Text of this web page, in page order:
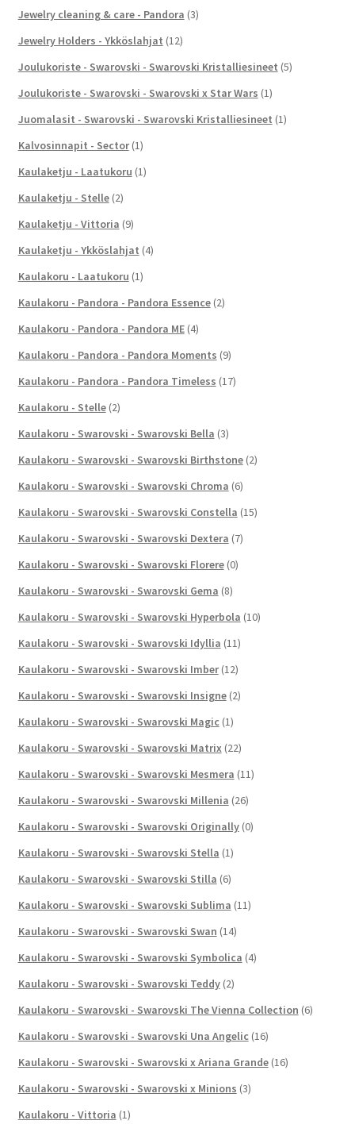
Jewelry cleaning & care - Pandora (3)
Jewelry Holders - Ykköslahjat (12)
Joulukoriste - Swarovski - Swarovski Kristalliesineet (5)
Joulukoriste - Swarovski - Swarovski x Star Wars (1)
Juomalasit - Swarovski - Swarovski Kristalliesineet (1)
Kalvosinnapit - Sector (1)
Kaulaketju - Laatukoru (1)
Kaulaketju - Stelle (2)
Kaulaketju - Vittoria (9)
Kaulaketju - Ykköslahjat (4)
Kaulakoru - Laatukoru (1)
Kaulakoru - Pandora - Pandora Essence (2)
Kaulakoru - Pandora - Pandora ME (4)
Kaulakoru - Pandora - Pandora Moments (9)
Kaulakoru - Pandora - Pandora Timeless (17)
Kaulakoru - Stelle (2)
Kaulakoru - Swarovski - Swarovski Bella (3)
Kaulakoru - Swarovski - Swarovski Birthstone (2)
Kaulakoru - Swarovski - Swarovski Chroma (6)
Kaulakoru - Swarovski - Swarovski Constella (15)
Kaulakoru - Swarovski - Swarovski Dextera (7)
Kaulakoru - Swarovski - Swarovski Florere (0)
Kaulakoru - Swarovski - Swarovski Gema (8)
Kaulakoru - Swarovski - Swarovski Hyperbola (10)
Kaulakoru - Swarovski - Swarovski Idyllia (11)
Kaulakoru - Swarovski - Swarovski Imber (12)
Kaulakoru - Swarovski - Swarovski Insigne (2)
Kaulakoru - Swarovski - Swarovski Magic (1)
Kaulakoru - Swarovski - Swarovski Matrix (22)
Kaulakoru - Swarovski - Swarovski Mesmera (11)
Kaulakoru - Swarovski - Swarovski Millenia (26)
Kaulakoru - Swarovski - Swarovski Originally (0)
Kaulakoru - Swarovski - Swarovski Stella (1)
Kaulakoru - Swarovski - Swarovski Stilla (6)
Kaulakoru - Swarovski - Swarovski Sublima (11)
Kaulakoru - Swarovski - Swarovski Swan (14)
Kaulakoru - Swarovski - Swarovski Symbolica (4)
Kaulakoru - Swarovski - Swarovski Teddy (2)
Kaulakoru - Swarovski - Swarovski The Vienna Collection (6)
Kaulakoru - Swarovski - Swarovski Una Angelic (16)
Kaulakoru - Swarovski - Swarovski x Ariana Grande (16)
Kaulakoru - Swarovski - Swarovski x Minions (3)
Kaulakoru - Vittoria (1)